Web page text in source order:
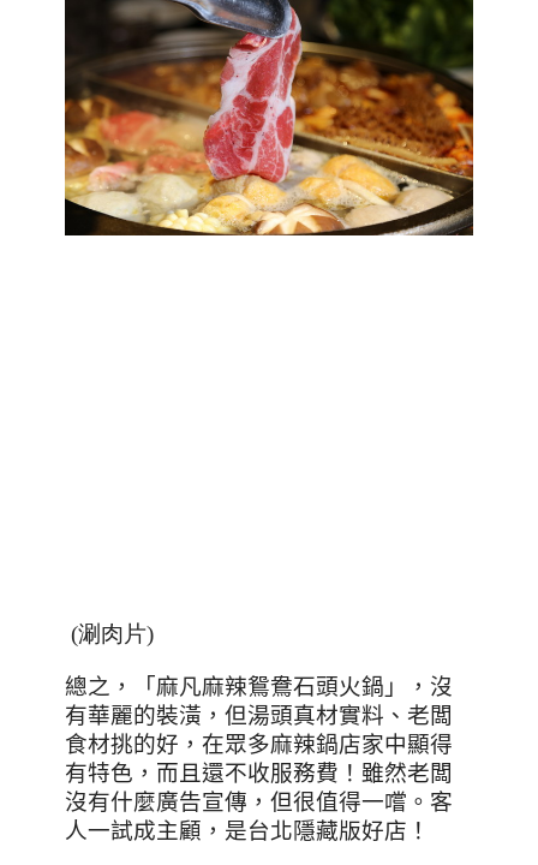
(涮肉片)
總之，「麻凡麻辣鴛鴦石頭火鍋」，沒
有華麗的裝潢，但湯頭真材實料、老闆
食材挑的好，在眾多麻辣鍋店家中顯得
有特色，而且還不收服務費！雖然老闆
沒有什麼廣告宣傳，但很值得一嚐。客
人一試成主顧，是台北隱藏版好店！